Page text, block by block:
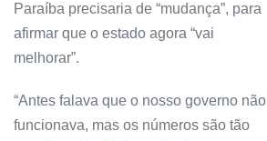
Paraíba precisaria de “mudança”, para
afirmar que o estado agora “vai
melhorar”.
“Antes falava que o nosso governo não
funcionava, mas os números são tão